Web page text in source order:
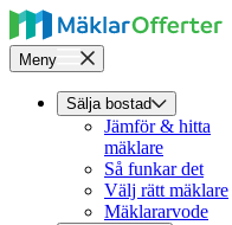
Meny
Sälja bostad
Jämför & hitta
mäklare
Så funkar det
Välj rätt mäklare
Mäklararvode